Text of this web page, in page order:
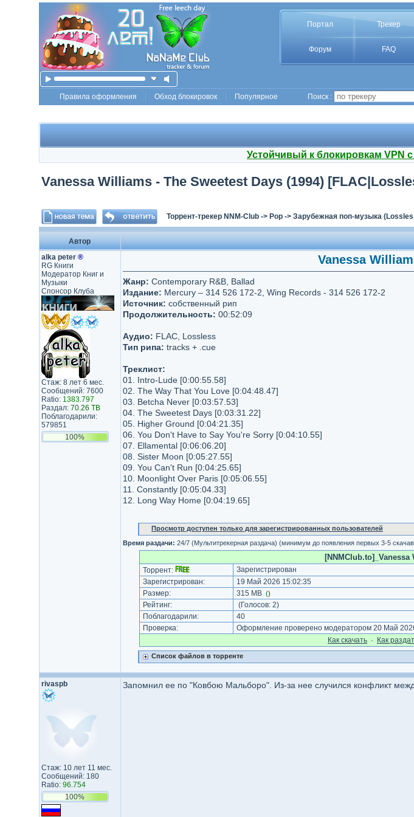
Портал Трекер
Форум FAQ
Правила оформления Обход блокировок Популярное Поиск :
Устойчивый к блокировкам VPN
Vanessa Williams - The Sweetest Days (1994)
Торрент-трекер NNM-Club-> Pop-> Зарубежная поп-музыка
Автор
alka peter ®
RG Книги
Модератор Книг и
Музыки
Спонсор Клуба
Стаж: 8 лет 6 мес.
Сообщений: 7600
Ratio: 1383.797
Раздал: 70.26 TB
Поблагодарили:
579851
100%
Vanessa
Жанр: Contemporary R&B, Ballad
Издание: Mercury – 314 526 172-2, Wing Records - 314 526 172-2
Источник: собственный рип
Продолжительность: 00:52:09
Аудио: FLAC, Lossless
Тип рипа: tracks + .cue
Треклист:
01. Intro-Lude [0:00:55.58]
02. The Way That You Love [0:04:48.47]
03. Betcha Never [0:03:57.53]
04. The Sweetest Days [0:03:31.22]
05. Higher Ground [0:04:21.35]
06. You Don't Have to Say You're Sorry [0:04:10.55]
07. Ellamental [0:06:06.20]
08. Sister Moon [0:05:27.55]
09. You Can't Run [0:04:25.65]
10. Moonlight Over Paris [0:05:06.55]
11. Constantly [0:05:04.33]
12. Long Way Home [0:04:19.65]
Просмотр доступен только для зарегистрированных пользователей
Время раздачи: 24/7 (Mультитрекерная раздача) (минимум до появления первых 3-5
Торрент:
Зарегистрирован
Зарегистрирован:
19 Май 2026 15:02:35
Размер:
315 MB ()
Рейтинг: (Голосов: 2)
Поблагодарили:
40
Проверка:
Оформление проверено модератором 20 Май
Как cкачать · Как
Список файлов в торренте
rivaspb
Стаж: 10 лет 11 мес.
Сообщений: 180
Ratio: 96.754
100%
Запомнил ее по "Ковбою Мальборо". Из-за нее случился конфликт